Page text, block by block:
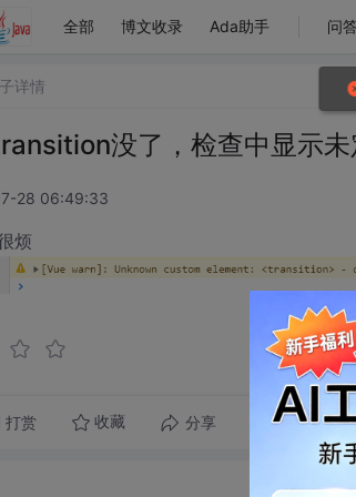
全部 博文收录 Ada助手 问
详情
没了，检查中显示未
28 06:49:33
烦
打赏 收藏 分享 转发到动态